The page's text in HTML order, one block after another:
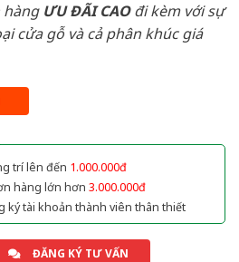
hàng ƯU ĐÃI CAOđi kèm với sự
cửa gỗ và cả phân khúc giá
trí lên đến 1.000.000đ
hàng lớn hơn 3.000.000đ
ký tài khoản thành viên thân thiết
ĐĂNG KÝ TƯ VẤN